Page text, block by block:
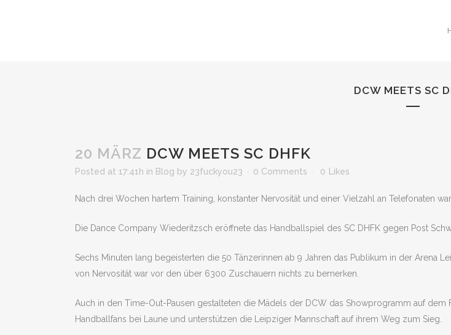
DCW MEETS SC
20 MÄRZ DCW MEETS SC DHFK
Posted at 17:41h in Blog by 23fuckyou23 0 Comments 0 Likes
Nach drei Wochen hartem Training, konstanter Nervosität und einer Vielzahl an Telefonaten
Die Dance Company Wiederitzsch eröffnete das Handballspiel des SC DHFK gegen Post
Sechs Minuten lang begeisterten die 50 Tänzerinnen ab 9 Jahren das Publikum in der Arena
von Nervosität war vor den über 6300 Zuschauern nichts zu bemerken.
Auch in den Time-Out-Pausen gestalteten die Mädels der DCW das Showprogramm auf
Handballfans bei Laune und unterstützen die Leipziger Mannschaft auf ihrem Weg zum Sieg.